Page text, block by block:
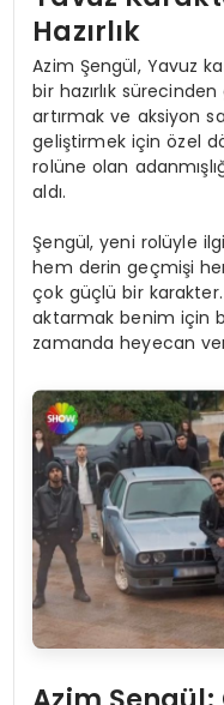
Hazırlık
Azim Şengül, Yavuz
bir hazırlık sürecinden
artırmak ve aksiyon
geliştirmek için özel
rolüne olan
aldı.
Şengül, yeni rolüyle
hem derin geçmişi
çok güçlü bir
aktarmak benim için
zamanda heyecan